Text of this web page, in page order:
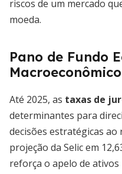
riscos de um mercado
moeda.
Pano de Fundo
Macroeconômico
Até 2025, as taxas de
determinantes para
decisões estratégicas
projeção da Selic em
reforça o apelo de ativos